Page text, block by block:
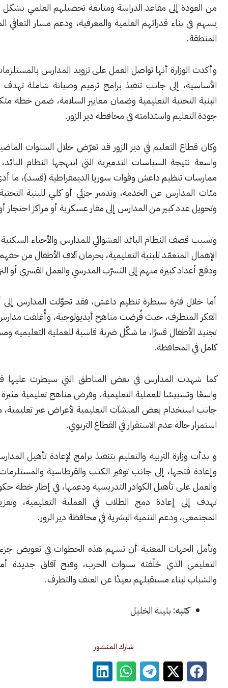
إلى مقاعد الدراسة ومتابعة تحصيلهم العلمي بشكل منتظم، بما
قدراتهم العلمية والمعرفية، ودعم مسار التعافي المجتمعي في
أنها تواصل العمل على تزويد المدارس بالمستلزمات التعليمية
إلى جانب تنفيذ برامج ترميم وصيانة شاملة تهدف إلى تحسين
التعليمية وضمان معايير السلامة، ضمن خطة متكاملة لتعزيز
واستدامته في محافظة دير الزور.
التعليم في دير الزور قد تعرّض خلال السنوات الماضية إلى أضرار
السياسات التدميرية التي انتهجها النظام البائد، إضافة إلى
تنظيم داعش وقوات سوريا الديمقراطية (قسد)، ما أدى إلى خروج
عن الخدمة، وتدمير جزئي أو كلي للبنية التحتية التعليمية،
كبير من المدارس إلى مقار عسكرية أو مراكز احتجاز أو ثكنات.
النظام البائد العشوائي للمدارس والأحياء السكنية، إضافة إلى
للبنية التعليمية، بحرمان آلاف الأطفال من حقهم في التعليم،
كبيرة منهم إلى التسرّب المدرسي والعمل القسري أو النزوح.
فترة سيطرة تنظيم داعش، فقد تحوّلت المدارس إلى أدوات لنشر
حيث فُرضت مناهج أيديولوجية، وأُغلقت مدارس كثيرة، وتم
قسرًا، ما شكّل ضربة قاسية للعملية التعليمية ومستقبل جيل
المدارس في بعض المناطق التي سيطرت عليها قسد إهمالًا
للعملية التعليمية، وفرض مناهج تعليمية مثيرة للجدل، إلى
بعض المنشآت التعليمية لأغراض غير تعليمية، ما ساهم في
عدم الاستقرار في القطاع التربوي.
التربية والتعليم بتنفيذ برامج لإعادة تأهيل المدارس المتضررة
إلى جانب توفير الكتب والقرطاسية والمستلزمات الأساسية،
تأهيل الكوادر التدريسية ودعمها، في إطار خطة حكومية شاملة
إعادة دمج الطلاب في العملية التعليمية، وتعزيز الاستقرار
ودعم التنمية البشرية في محافظة دير الزور.
المعنية أن تسهم هذه الخطوات في تعويض جزء من الفاقد
الذي خلّفته سنوات الحرب، وفتح آفاق جديدة أمام الأطفال
لبناء مستقبلهم بعيدًا عن العنف والتطرف.
بثينة الخليل
شارك المنشور